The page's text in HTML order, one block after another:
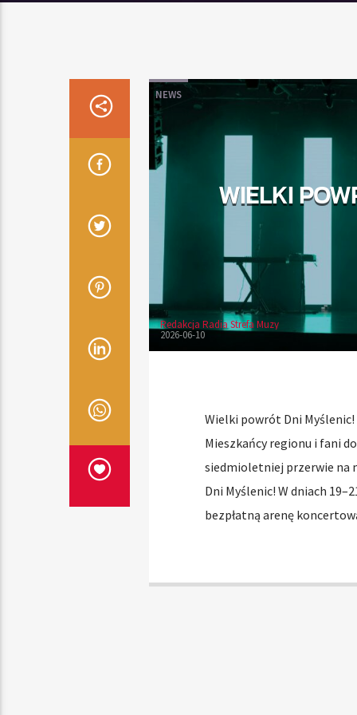
NEWS
WIELKI
Redakcja Radia Strefa Muzy
2026-06-10
Wielki powrót Dni
Mieszkańcy regionu i fani
siedmioletniej przerwie na
Dni Myślenic! W dniach
bezpłatną arenę